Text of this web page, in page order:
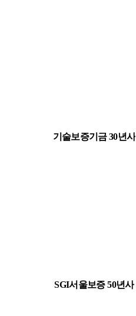
기술보증기금 30년사
SGI서울보증 50년사